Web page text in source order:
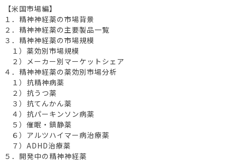
【米国市場編】
１．精神神経薬の市場背景
２．精神神経薬の主要製品一覧
３．精神神経薬の市場規模
１）薬効別市場規模
２）メーカー別マーケットシェア
４．精神神経薬の薬効別市場分析
１）抗精神病薬
２）抗うつ薬
３）抗てんかん薬
４）抗パーキンソン病薬
５）催眠・鎮静薬
６）アルツハイマー病治療薬
７）ADHD治療薬
５．開発中の精神神経薬